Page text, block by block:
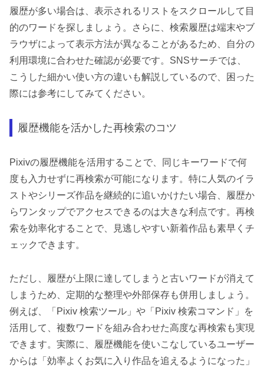
履歴が多い場合は、表示されるリストをスクロールして目
的のワードを探しましょう。さらに、検索履歴は端末やブ
ラウザによって表示方法が異なることがあるため、自分の
利用環境に合わせた確認が必要です。SNSサーチでは、
こうした細かい使い方の違いも解説しているので、困った
際には参考にしてみてください。
履歴機能を活かした再検索のコツ
Pixivの履歴機能を活用することで、同じキーワードで何
度も入力せずに再検索が可能になります。特に人気のイラ
ストやシリーズ作品を継続的に追いかけたい場合、履歴か
らワンタップでアクセスできるのは大きな利点です。再検
索を効率化することで、見逃しやすい新着作品も素早くチ
ェックできます。
ただし、履歴が上限に達してしまうと古いワードが消えて
しまうため、定期的な整理や外部保存も併用しましょう。
例えば、「Pixiv 検索ツール」や「Pixiv 検索コマンド」を
活用して、複数ワードを組み合わせた高度な再検索も実現
できます。実際に、履歴機能を使いこなしているユーザー
からは「効率よくお気に入り作品を追えるようになった」